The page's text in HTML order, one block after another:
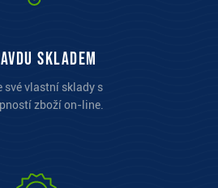
skladem
své vlastní sklady s
zboží on-line.